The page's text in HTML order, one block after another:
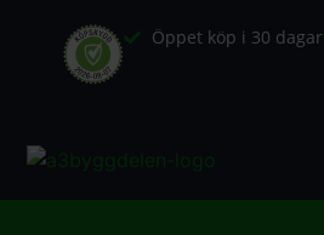
Öppet köp i 30 dagar